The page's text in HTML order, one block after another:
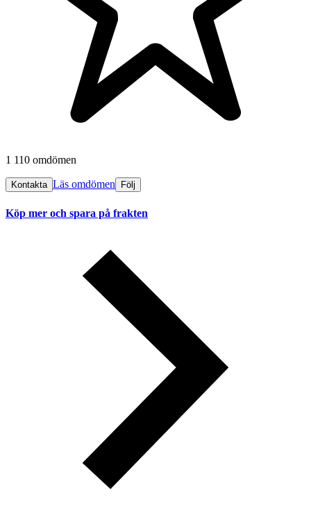
1 110 omdömen
Kontakta Läs omdömen Följ
Köp mer och spara på frakten